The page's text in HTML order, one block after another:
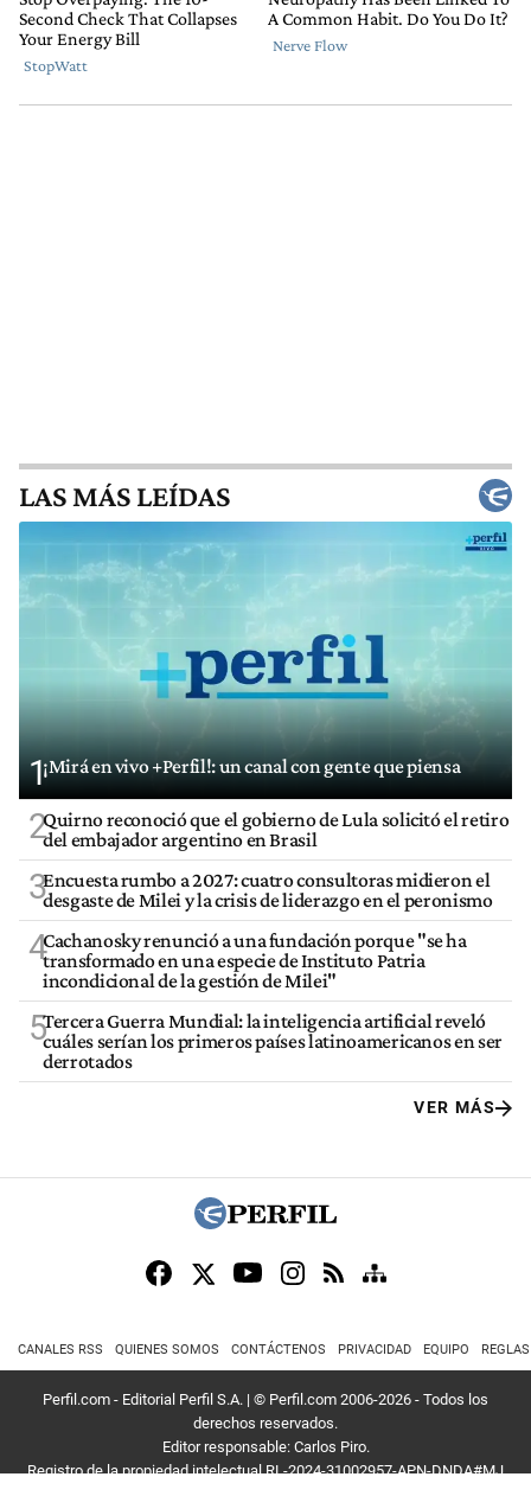
LAS MÁS LEÍDAS
1¡Mirá en vivo +Perfil!: un canal con gente que piensa
2Quirno reconoció que el gobierno de Lula solicitó el retiro
del embajador argentino en Brasil
3Encuesta rumbo a 2027: cuatro consultoras midieron el
desgaste de Milei y la crisis de liderazgo en el peronismo
4Cachanosky renunció a una fundación porque "se ha
transformado en una especie de Instituto Patria
incondicional de la gestión de Milei"
5Tercera Guerra Mundial: la inteligencia artificial reveló
cuáles serían los primeros países latinoamericanos en ser
derrotados
VER MÁS
CANALES RSS QUIENES SOMOS CONTÁCTENOS PRIVACIDAD EQUIPO
Perfil.com - Editorial Perfil S.A. | © Perfil.com 2006-2026 - Todos los
derechos reservados.
Editor responsable: Carlos Piro.
Registro de la propiedad intelectual RL-2024-31002957-APN-DNDA#MJ